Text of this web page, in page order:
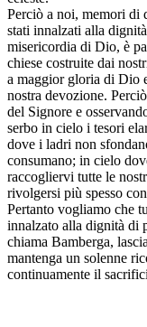
Perciò a noi, memori di
stati innalzati alla
misericordia di Dio, è
chiese costruite dai
a maggior gloria di Dio
nostra devozione.
del Signore e
serbo in cielo i tesori
dove i ladri non
consumano; in cielo
raccogliervi tutte le
rivolgersi più spesso
Pertanto vogliamo che
innalzato alla dignità di
chiama Bamberga,
mantenga un solenne
continuamente il